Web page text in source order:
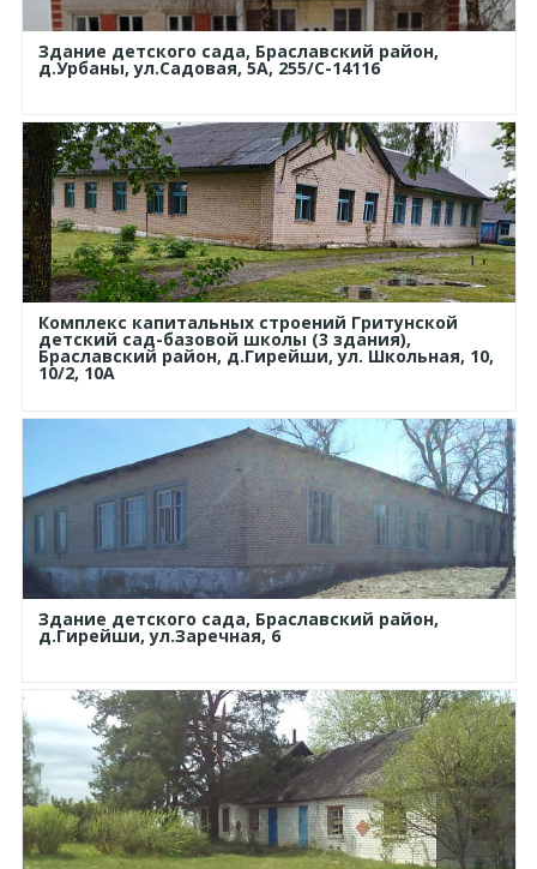
Здание детского сада, Браславский район,
д.Урбаны, ул.Садовая, 5А, 255/С-14116
Комплекс капитальных строений Гритунской
детский сад-базовой школы (3 здания),
Браславский район, д.Гирейши, ул. Школьная, 10,
10/2, 10А
Здание детского сада, Браславский район,
д.Гирейши, ул.Заречная, 6